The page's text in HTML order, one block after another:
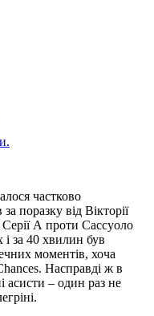
частково
поразку від Вікторії
А проти Сассуоло
за 40 хвилин був
моментів, хоча
Насправді ж в
асисти – один раз не